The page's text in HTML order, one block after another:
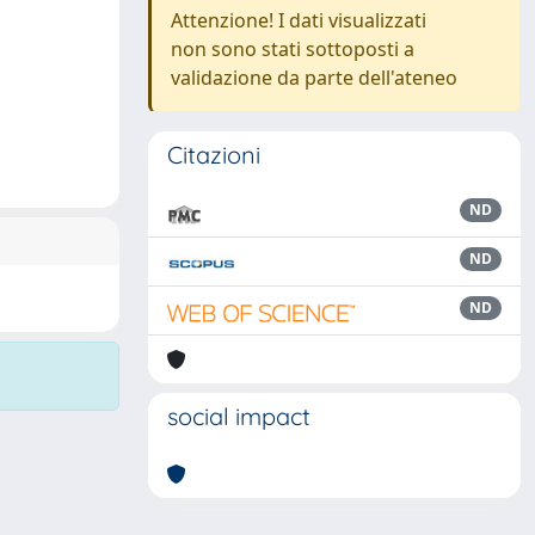
Attenzione! I dati visualizzati
non sono stati sottoposti a
validazione da parte dell'ateneo
Citazioni
ND
ND
ND
social impact